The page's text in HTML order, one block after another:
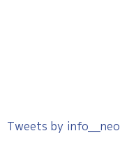
Tweets by info__neo